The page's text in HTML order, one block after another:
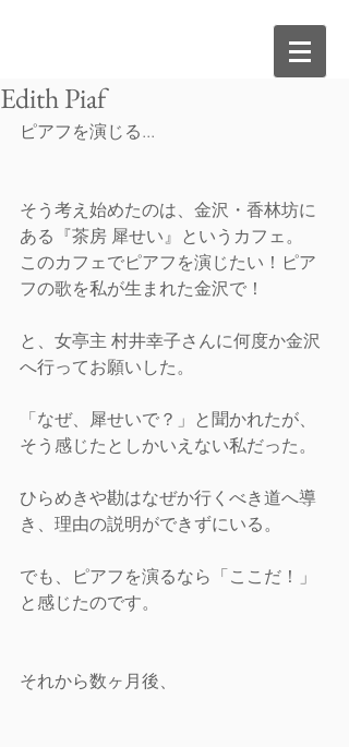
Edith Piaf
ピアフを演じる...
そう考え始めたのは、金沢・香林坊に
ある『茶房 犀せい』というカフェ。
このカフェでピアフを演じたい！ピア
フの歌を私が生まれた金沢で！
と、女亭主 村井幸子さんに何度か金沢
へ行ってお願いした。
「なぜ、犀せいで？」と聞かれたが、
そう感じたとしかいえない私だった。
ひらめきや勘はなぜか行くべき道へ導
き、理由の説明ができずにいる。
でも、ピアフを演るなら「ここだ！」
と感じたのです。
それから数ヶ月後、